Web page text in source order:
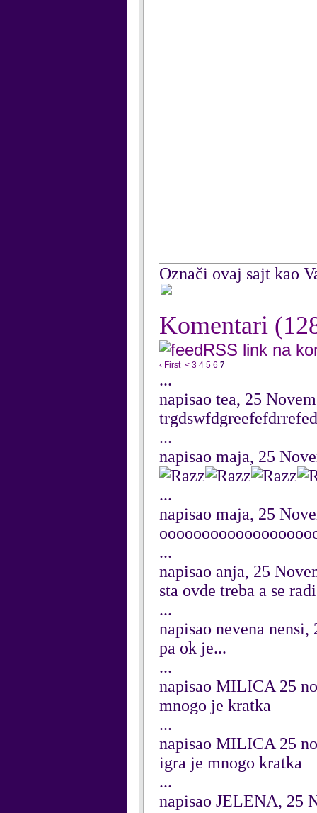
Označi ovaj sajt kao
Komentari
RSS link na
‹ First < 3 4 5 6 7
...
napisao tea, 25
...
napisao maja, 25
...
napisao maja, 25
...
napisao anja, 25
sta ovde treba a se
...
napisao nevena
pa ok je...
...
napisao MILICA 25
mnogo je kratka
...
napisao MILICA 25
igra je mnogo kratka
...
napisao JELENA, 25